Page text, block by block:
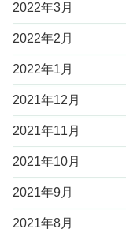
2022年3月
2022年2月
2022年1月
2021年12月
2021年11月
2021年10月
2021年9月
2021年8月